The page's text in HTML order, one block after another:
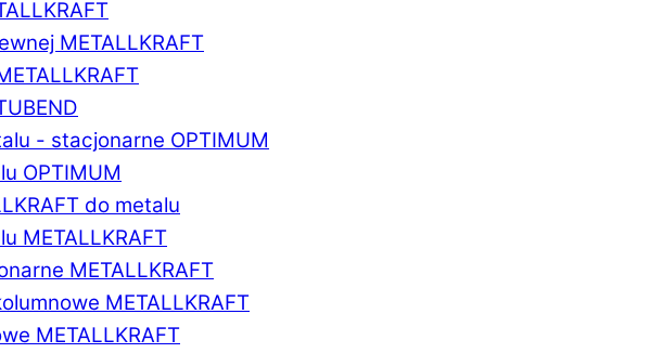
METALLKRAFT
- stacjonarne OPTIMUM
OPTIMUM
do metalu
METALLKRAFT
METALLKRAFT
METALLKRAFT
METALLKRAFT